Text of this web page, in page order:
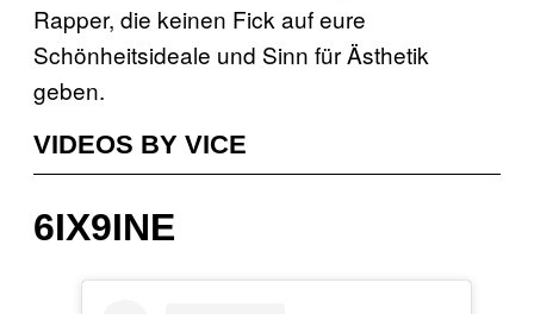
Rapper, die keinen Fick auf eure
Schönheitsideale und Sinn für Ästhetik
geben.
VIDEOS BY VICE
6IX9INE